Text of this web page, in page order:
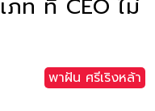
ท ที่ CEO ไม่
พาฝัน ศรีเริงหล้า